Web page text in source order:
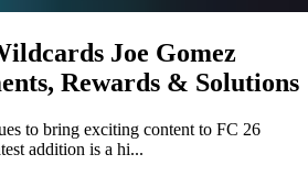
Joe Gomez
Rewards & Solutions
to bring exciting content to FC 26
addition is a hi...